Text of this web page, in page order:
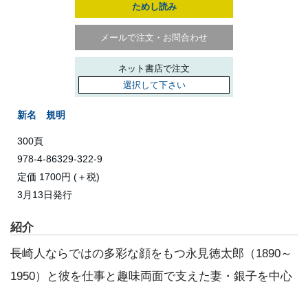
ためし読み
メールで注文・お問合わせ
ネット書店で注文
選択して下さい
新名 規明
300頁
978-4-86329-322-9
定価 1700円 (＋税)
3月13日発行
紹介
長崎人ならではの多彩な顔をもつ永見徳太郎（1890～
1950）と彼を仕事と趣味両面で支えた妻・銀子を中心